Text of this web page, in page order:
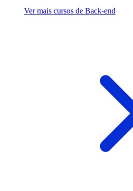
Ver mais cursos de Back-end